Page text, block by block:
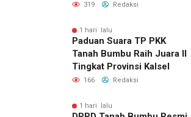
319 Redaksi
1 hari lalu
Paduan Suara TP PKK
Tanah Bumbu Raih Juara II
Tingkat Provinsi Kalsel
166 Redaksi
1 hari lalu